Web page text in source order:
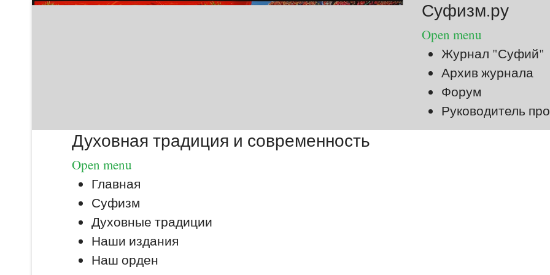
Суфизм.ру
Open menu
Журнал "Суфий"
Архив журнала
Форум
Руководитель
Духовная традиция и современность
Open menu
Главная
Суфизм
Духовные традиции
Наши издания
Наш орден